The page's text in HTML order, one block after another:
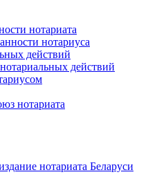
нотариата
нотариуса
действий
действий
нотариата
нотариата Беларуси